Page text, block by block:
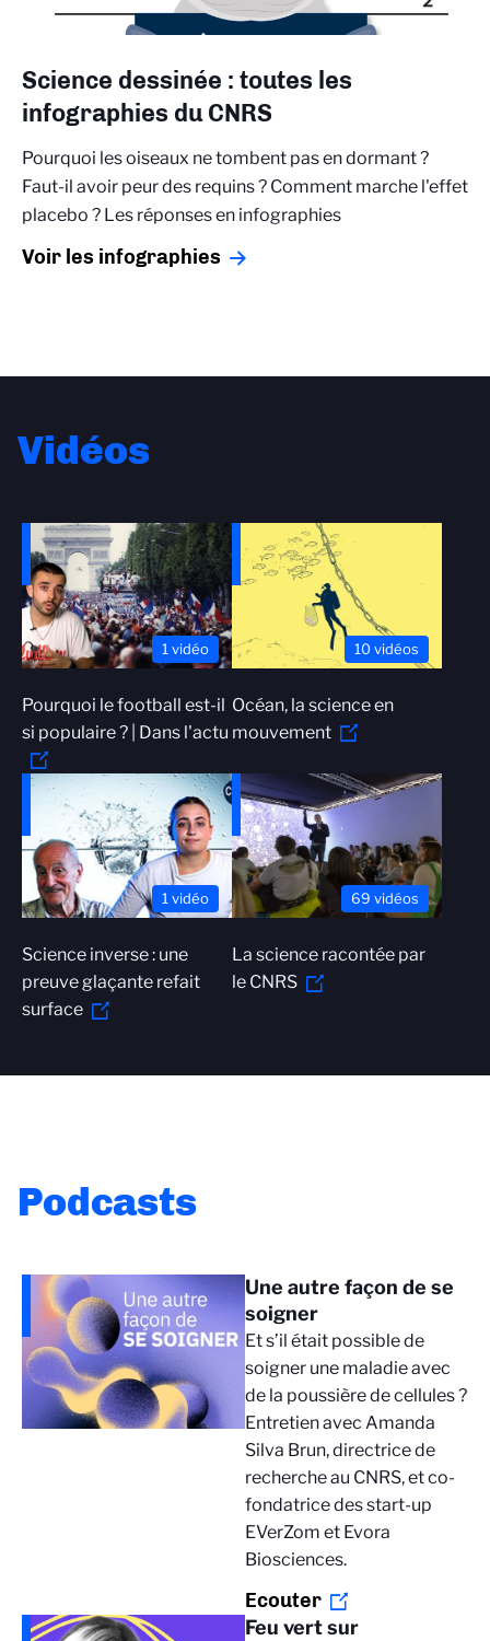
Science dessinée : toutes les
infographies du CNRS
Pourquoi les oiseaux ne tombent pas en dormant ?
Faut-il avoir peur des requins ? Comment marche l'effet
placebo ? Les réponses en infographies
Voir les infographies
Vidéos
1 vidéo
Pourquoi le football est-il
si populaire ? | Dans l'actu
10 vidéos
Océan, la science en
mouvement
1 vidéo
Science inverse : une
preuve glaçante refait
surface
69 vidéos
La science racontée par
le CNRS
Podcasts
Une autre façon de se
soigner
Et s’il était possible de
soigner une maladie avec
de la poussière de cellules ?
Entretien avec Amanda
Silva Brun, directrice de
recherche au CNRS, et co-
fondatrice des start-up
EVerZom et Evora
Biosciences.
Ecouter
Feu vert sur